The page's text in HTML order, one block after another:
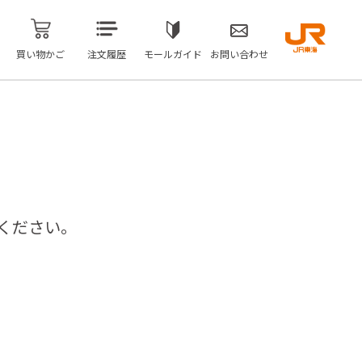
買い物かご 注文履歴 モールガイド お問い合わせ
さい。